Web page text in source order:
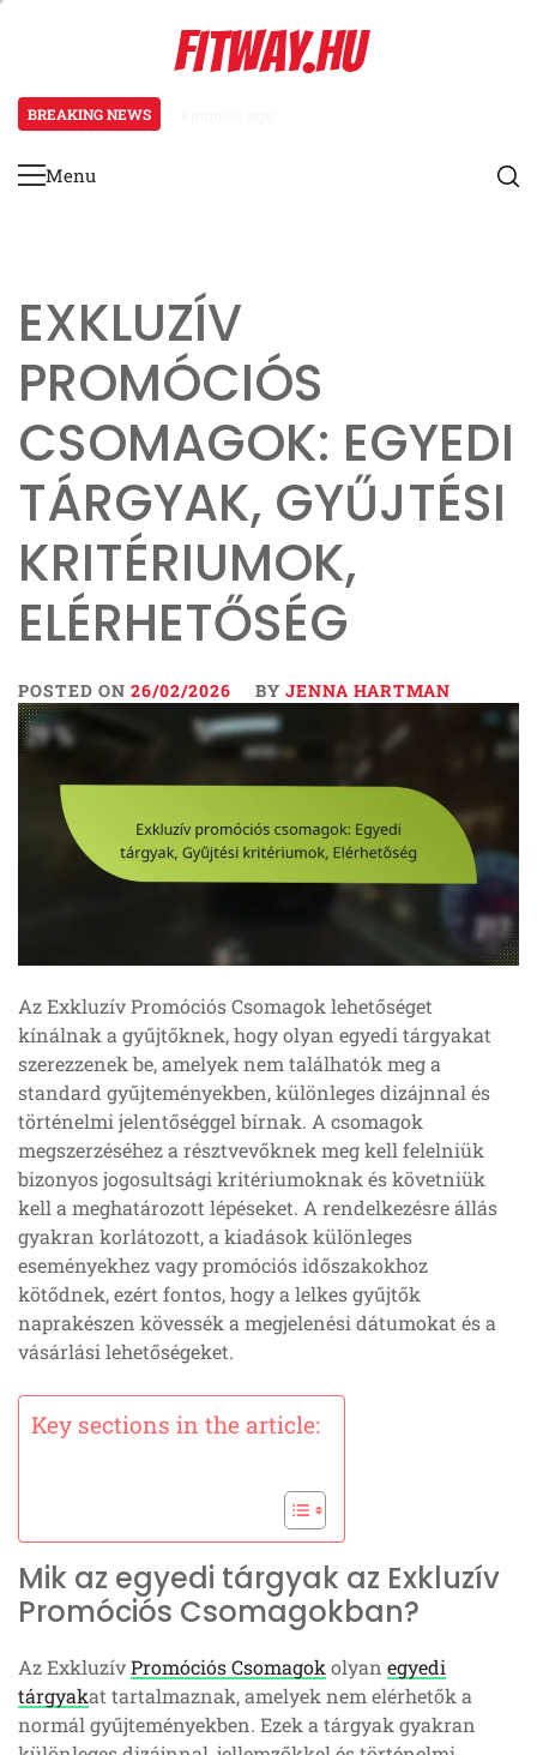
FITWAY.HU
BREAKING NEWS
Primary
Menu
EXKLUZÍV
PROMÓCIÓS
CSOMAGOK: EGYEDI
TÁRGYAK, GYŰJTÉSI
KRITÉRIUMOK,
ELÉRHETŐSÉG
POSTED ON 26/02/2026 BY JENNA HARTMAN
Az Exkluzív Promóciós Csomagok lehetőséget
kínálnak a gyűjtőknek, hogy olyan egyedi tárgyakat
szerezzenek be, amelyek nem találhatók meg a
standard gyűjteményekben, különleges dizájnnal és
történelmi jelentőséggel bírnak. A csomagok
megszerzéséhez a résztvevőknek meg kell felelniük
bizonyos jogosultsági kritériumoknak és követniük
kell a meghatározott lépéseket. A rendelkezésre állás
gyakran korlátozott, a kiadások különleges
eseményekhez vagy promóciós időszakokhoz
kötődnek, ezért fontos, hogy a lelkes gyűjtők
naprakészen kövessék a megjelenési dátumokat és a
vásárlási lehetőségeket.
Key sections in the article:
Mik az egyedi tárgyak az Exkluzív
Promóciós Csomagokban?
Az ExkluzívPromóciós Csomagokolyan egyedi
tárgyakat tartalmaznak, amelyek nem elérhetők a
normál gyűjteményekben. Ezek a tárgyak gyakran